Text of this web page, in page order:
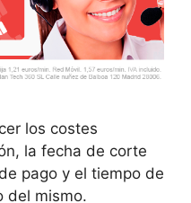
los costes
la fecha de corte
pago y el tiempo de
del mismo.